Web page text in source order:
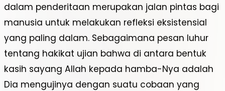
dalam penderitaan merupakan jalan pintas bagi
manusia untuk melakukan refleksi eksistensial
yang paling dalam. Sebagaimana pesan luhur
tentang hakikat ujian bahwa di antara bentuk
kasih sayang Allah kepada hamba-Nya adalah
Dia mengujinya dengan suatu cobaan yang